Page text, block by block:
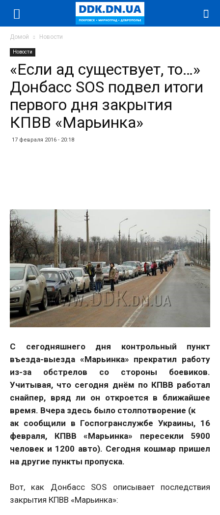
Домой Новости
Новости
«Если ад существует, то…»
Донбасс SOS подвел итоги
первого дня закрытия
КПВВ «Марьинка»
17 февраля 2016 - 20:18
С сегодняшнего дня контрольный пункт
въезда-выезда «Марьинка» прекратил работу
из-за обстрелов со стороны боевиков.
Учитывая, что сегодня днём по КПВВ работал
снайпер, вряд ли он откроется в ближайшее
время. Вчера здесь было столпотворение (к
ак сообщили в Госпогранслужбе Украины, 16
февраля, КПВВ «Марьинка» пересекли 5900
человек и 1200 авто). Сегодня кошмар пришел
на другие пункты пропуска.
Вот, как Донбасс SOS описывает последствия
закрытия КПВВ «Марьинка»: